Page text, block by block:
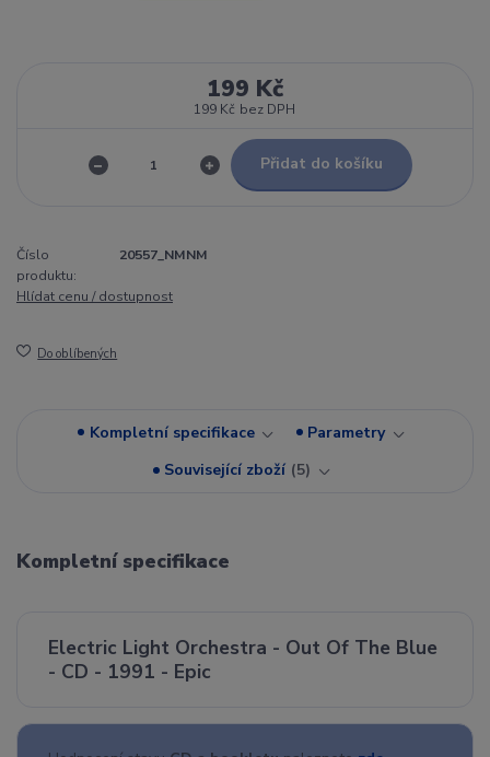
199 Kč
199 Kč bez DPH
Přidat do košíku
Číslo
produktu:
20557_NMNM
Hlídat cenu / dostupnost
Do oblíbených
Kompletní specifikace
Parametry
Související zboží 5
Kompletní specifikace
Electric Light Orchestra - Out Of The Blue
- CD - 1991 - Epic